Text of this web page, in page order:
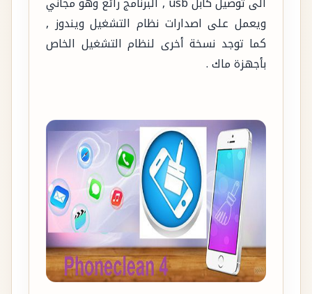
ويعمل على اصدارات نظام التشغيل ويندوز ,
كما توجد نسخة أخرى لنظام التشغيل الخاص
بأجهزة ماك .